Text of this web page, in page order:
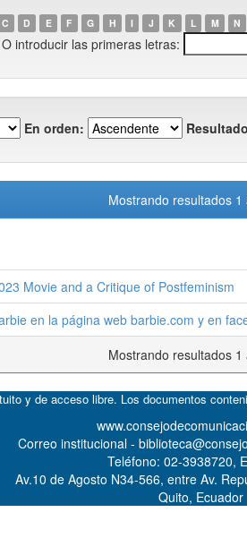
C D E F G H I J K L M N
O introducir las primeras letras:
En orden:
Mostrando resultados 1
Movie and a Critique of Postfeminism
en la página web barbie.com y en
Mostrando resultados 1
y de acceso libre. Los documentos
Correo institucional -
Teléfono: 02-3938720,
Av.10 de Agosto N34-566, entre Av.
Quito, Ecuador